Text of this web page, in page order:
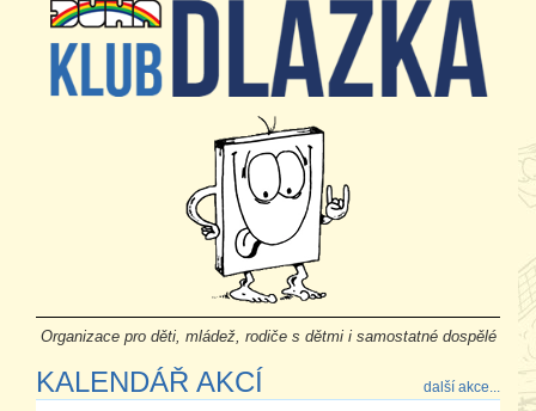
Organizace pro děti, mládež, rodiče s dětmi i samostatné dospělé
KALENDÁŘ AKCÍ další akce...